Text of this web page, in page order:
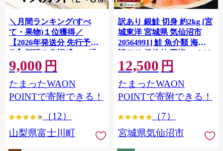
＼月間ランキング(すべ
て・果物)１位獲得／
【2026年発送分 先行予
約】頬張る幸福感 〜緑の
宝石・ シャインマスカッ
ト 〜 １ｋｇ以上（２〜３
房） フルーツ 山梨県産 果
物 くだもの シャイン マス
大粒 種なし 先行予約 富士
円 九千円
9,000 円
たまったWAON
POINTで寄附できる！
（12）
山梨県富士川町
訳あり 銀鮭 切身 約2kg [宮
城東洋 宮城県 気仙沼市
20564991] 鮭 魚介類 海鮮
訳アリ 規格外 不揃い さけ
サケ 鮭切身 シャケ 切り身
冷凍 家庭用 おかず 弁当 支
援 サーモン 銀鮭切り身 魚
わけあり
12,500 円
たまったWAON
POINTで寄附できる！
（7）
宮城県気仙沼市